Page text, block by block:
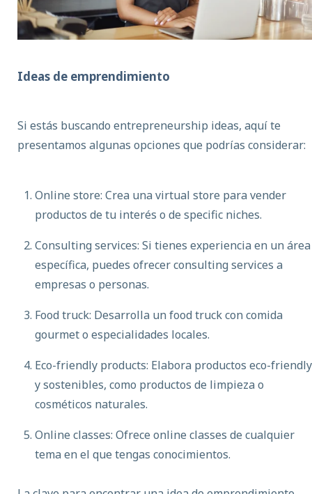
Ideas de emprendimiento
Si estás buscando entrepreneurship ideas, aquí te
presentamos algunas opciones que podrías considerar:
Online store: Crea una virtual store para vender
productos de tu interés o de specific niches.
Consulting services: Si tienes experiencia en un área
específica, puedes ofrecer consulting services a
empresas o personas.
Food truck: Desarrolla un food truck con comida
gourmet o especialidades locales.
Eco-friendly products: Elabora productos eco-friendly
y sostenibles, como productos de limpieza o
cosméticos naturales.
Online classes: Ofrece online classes de cualquier
tema en el que tengas conocimientos.